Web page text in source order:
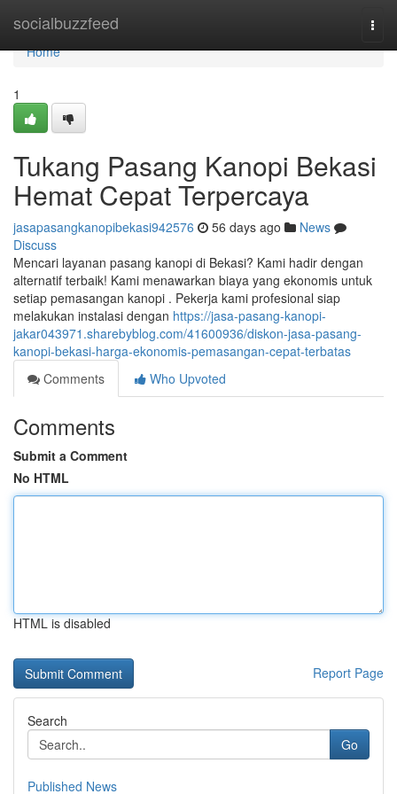
socialbuzzfeed
Home
Home
1
Tukang Pasang Kanopi Bekasi
Hemat Cepat Terpercaya
jasapasangkanopibekasi942576 56 days ago
News
Discuss
Mencari layanan pasang kanopi di Bekasi? Kami hadir dengan
alternatif terbaik! Kami menawarkan biaya yang ekonomis untuk
setiap pemasangan kanopi . Pekerja kami profesional siap
melakukan instalasi dengan https://jasa-pasang-kanopi-
jakar043971.sharebyblog.com/41600936/diskon-jasa-pasang-
kanopi-bekasi-harga-ekonomis-pemasangan-cepat-terbatas
Comments
Who Upvoted
Comments
Submit a Comment
No HTML
HTML is disabled
Report Page
Search
Go
Published News